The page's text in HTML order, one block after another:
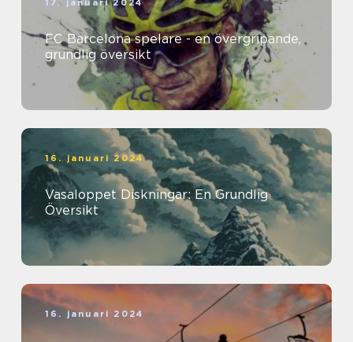
17. januari 2024
FC Barcelona spelare - en övergripande,
grundlig översikt
16. januari 2024
Vasaloppet Diskningar: En Grundlig
Översikt
16. januari 2024